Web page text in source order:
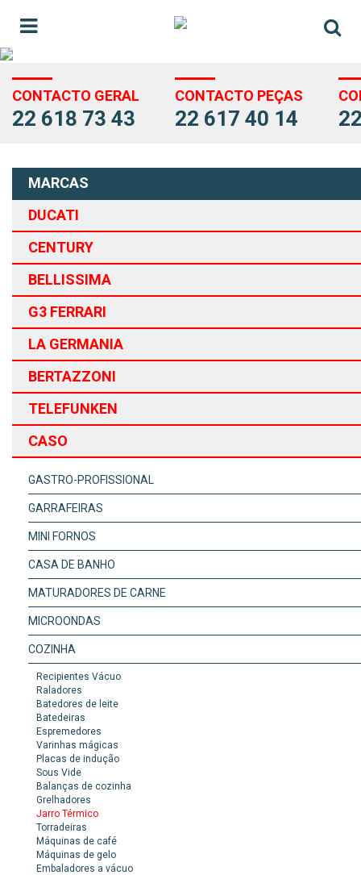
CONTACTO GERAL
22 618 73 43
CONTACTO PEÇAS
22 617 40 14
MARCAS
DUCATI
CENTURY
BELLISSIMA
G3 FERRARI
LA GERMANIA
BERTAZZONI
TELEFUNKEN
CASO
GASTRO-PROFISSIONAL
GARRAFEIRAS
MINI FORNOS
CASA DE BANHO
MATURADORES DE CARNE
MICROONDAS
COZINHA
Recipientes Vácuo
Raladores
Batedores de leite
Batedeiras
Espremedores
Varinhas mágicas
Placas de indução
Sous Vide
Balanças de cozinha
Grelhadores
Jarro Térmico
Torradeiras
Máquinas de café
Máquinas de gelo
Embaladores a vácuo